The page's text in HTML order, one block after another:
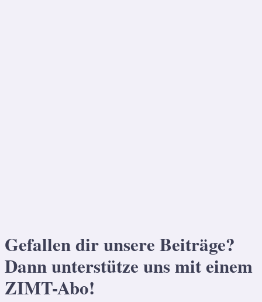
Gefallen dir unsere Beiträge?
Dann unterstütze uns mit einem
ZIMT-Abo!